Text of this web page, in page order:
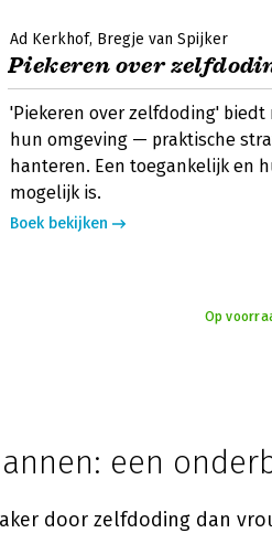
Ad Kerkhof Bregje van Spijker
Piekeren over
'Piekeren over zelfdoding'
hun omgeving — praktische
hanteren. Een toegankelijk en
mogelijk is.
Boek bekijken
Op
een
door zelfdoding dan